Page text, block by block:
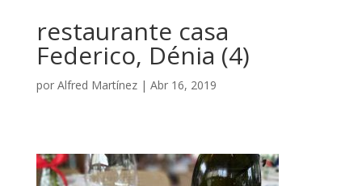
restaurante casa
Federico, Dénia (4)
por Alfred Martínez| Abr 16, 2019